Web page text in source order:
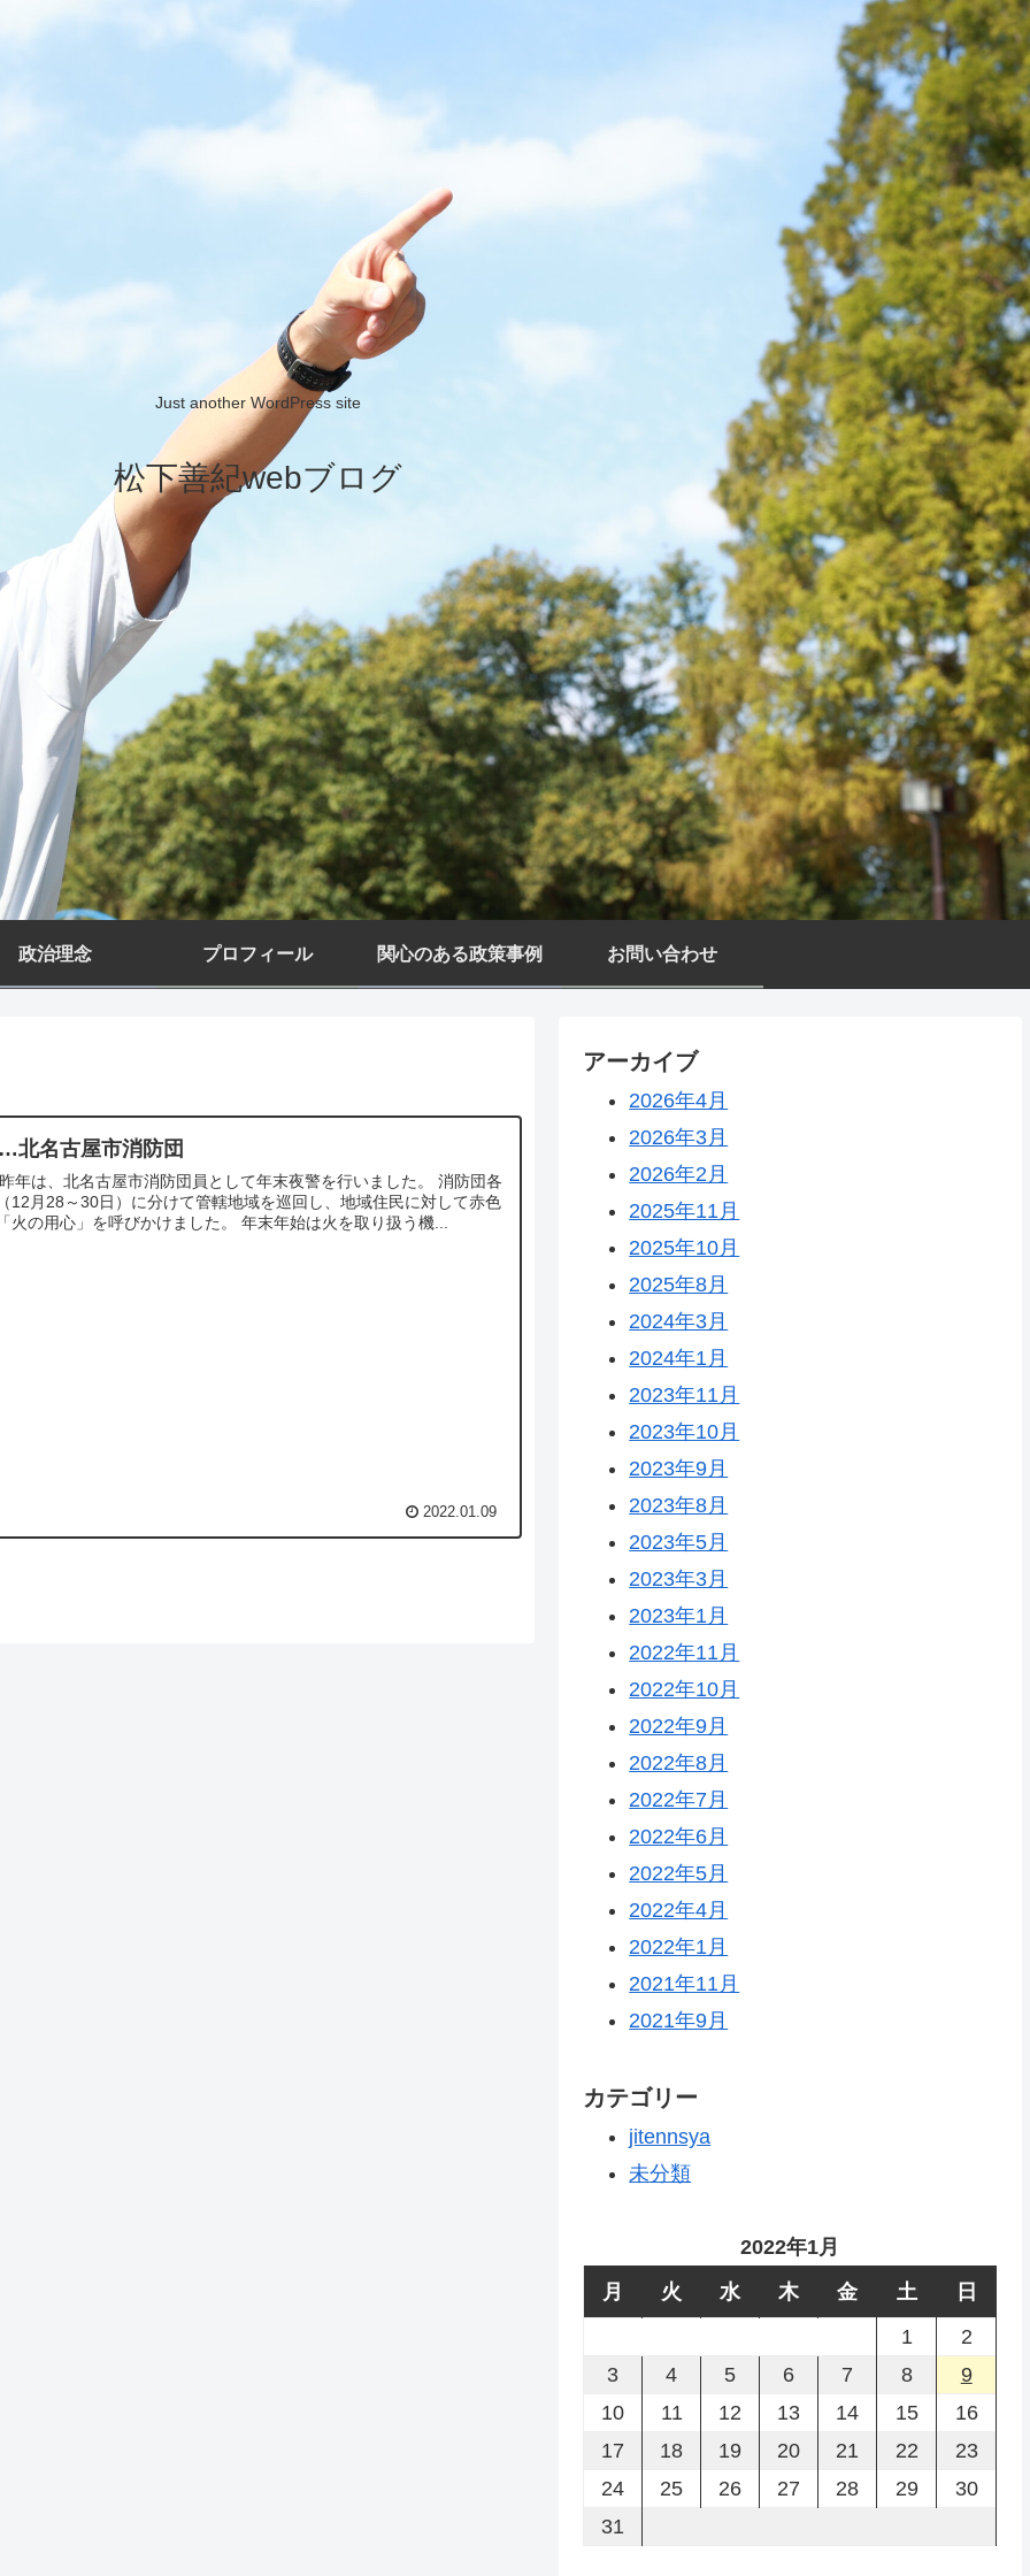
Just another WordPress site
松下善紀webブログ
政治理念 プロフィール 関心のある政策事例 お問い合わせ
北名古屋市消防団
年は、北名古屋市消防団員として年末夜警を行いました。 消防団各
12月28～30日）に分けて管轄地域を巡回し、地域住民に対して赤色
火の用心」を呼びかけました。 年末年始は火を取り扱う機...
2022.01.09
アーカイブ
2026年4月
2026年3月
2026年2月
2025年11月
2025年10月
2025年8月
2024年3月
2024年1月
2023年11月
2023年10月
2023年9月
2023年8月
2023年5月
2023年3月
2023年1月
2022年11月
2022年10月
2022年9月
2022年8月
2022年7月
2022年6月
2022年5月
2022年4月
2022年1月
2021年11月
2021年9月
カテゴリー
jitennsya
未分類
2022年1月
月
火 水 木 金 土
日
1
2
3
4 5 6 7 8
9
10
11 12 13 14 15
16
17
18 19 20 21 22
23
24
25 26 27 28 29
30
31